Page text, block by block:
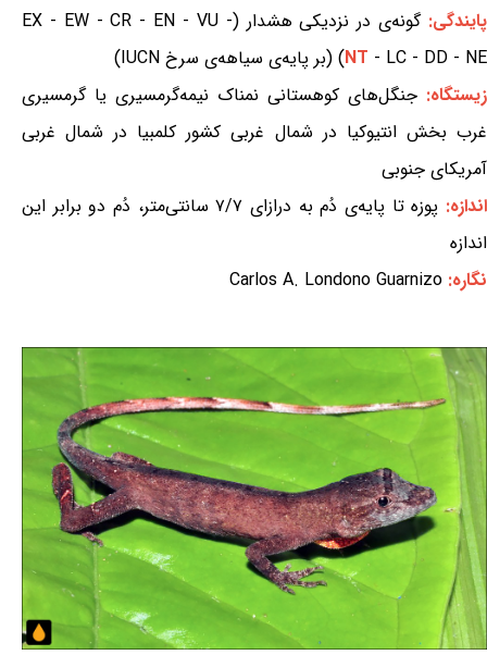
پایندگی:گونه‌ی در نزدیکی هشدار (EX - EW - CR - EN - VU -
NT - LC - DD - NE) (بر پایه‌ی سیاهه‌ی سرخ IUCN)
زیستگاه: جنگل‌های کوهستانی نمناک نیمه‌گرمسیری یا گرمسیری
غرب بخش انتیوکیا در شمال غربی کشور کلمبیا در شمال غربی
آمریکای جنوبی
اندازه:
پوزه تا پایه‌ی دُم به درازای ۷/۷ سانتی‌متر، دُم دو برابر این
اندازه
نگاره: Carlos A. Londono Guarnizo